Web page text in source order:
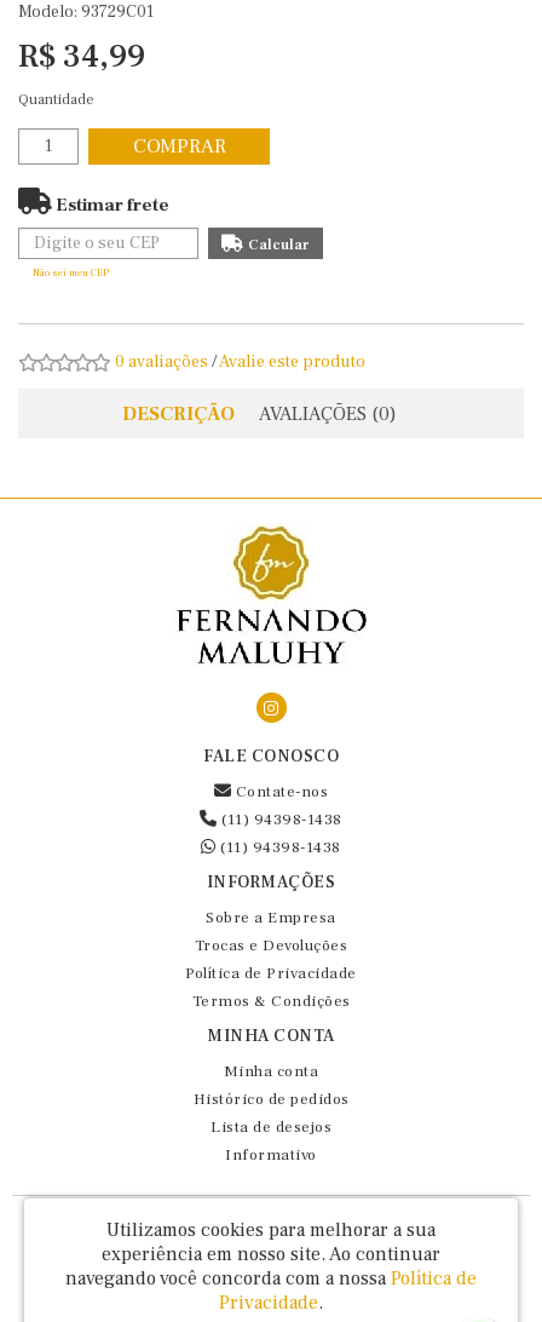
Modelo: 93729C01
R$ 34,99
Quantidade
COMPRAR
Estimar frete
Não sei meu CEP
0 avaliações /Avalie este produto
DESCRIÇÃO AVALIAÇÕES (0)
FALE CONOSCO
Contate-nos
(11) 94398-1438
(11) 94398-1438
INFORMAÇÕES
Sobre a Empresa
Trocas e Devoluções
Política de Privacidade
Termos & Condições
MINHA CONTA
Minha conta
Histórico de pedidos
Lista de desejos
Informativo
Fernando Maluhy Cia Ltda - CNPJ: 60.458.825/0001-86
Rua Dr Euclydes da Cunha, 47 - Brás - São Paulo / SP - CEP 03016-030
Utilizamos cookies para melhorar a sua
experiência em nosso site. Ao continuar
navegando você concorda com a nossa Política de
Privacidade.